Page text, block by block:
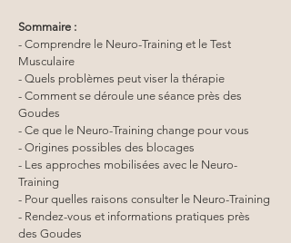
Sommaire :
- Comprendre le Neuro-Training et le Test
Musculaire
- Quels problèmes peut viser la thérapie
- Comment se déroule une séance près des
Goudes
- Ce que le Neuro-Training change pour vous
- Origines possibles des blocages
- Les approches mobilisées avec le Neuro-
Training
- Pour quelles raisons consulter le Neuro-Training
- Rendez-vous et informations pratiques près
des Goudes